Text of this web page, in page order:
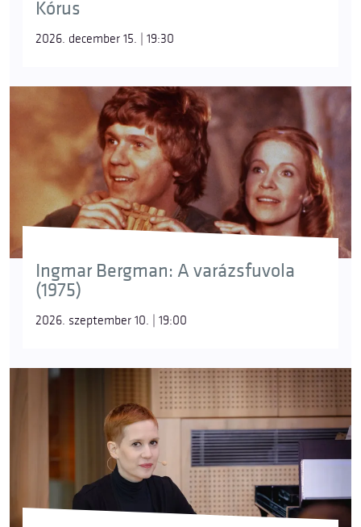
Kórus
2026. december 15. | 19:30
Ingmar Bergman: A varázsfuvola
(1975)
2026. szeptember 10. | 19:00